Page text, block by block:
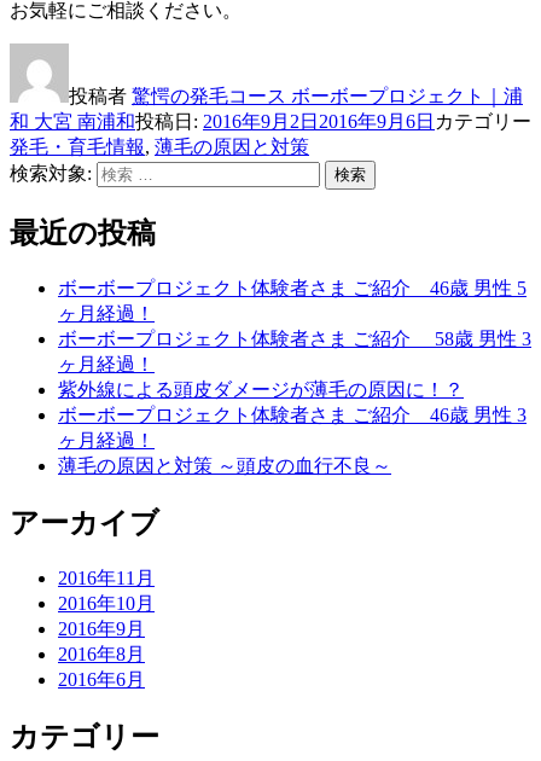
お気軽にご相談ください。
投稿者 驚愕の発毛コース ボーボープロジェクト｜浦
和 大宮 南浦和投稿日: 2016年9月2日 2016年9月6日 カテゴリー
発毛・育毛情報, 薄毛の原因と対策
検索対象:
検索
最近の投稿
ボーボープロジェクト体験者さま ご紹介 46歳 男性 5
ヶ月経過！
ボーボープロジェクト体験者さま ご紹介 58歳 男性 3
ヶ月経過！
紫外線による頭皮ダメージが薄毛の原因に！？
ボーボープロジェクト体験者さま ご紹介 46歳 男性 3
ヶ月経過！
薄毛の原因と対策 ～頭皮の血行不良～
アーカイブ
2016年11月
2016年10月
2016年9月
2016年8月
2016年6月
カテゴリー